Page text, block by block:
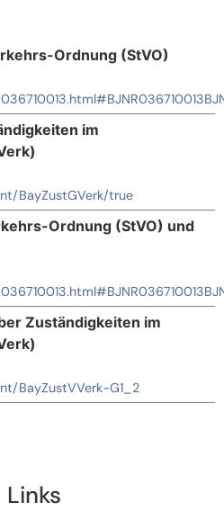
Ordnung (StVO)
im
BayZustGVerk/true
Ordnung (StVO) und
Zuständigkeiten im
BayZustVVerk-G1_2